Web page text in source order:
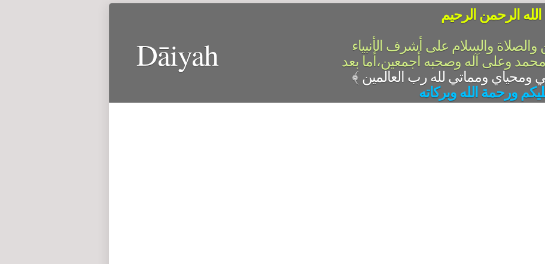
Dāiyah
الرحمن الرحيم
والصلاة والسلام على أشرف الأنبياء
محمد وعلى آله وصحبه أجمعين،أما بعد
﴾
ورحمة الله وبركاته